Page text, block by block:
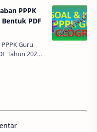
PPPK
PDF
Guru
Tahun 2021 -
sudah
ak…